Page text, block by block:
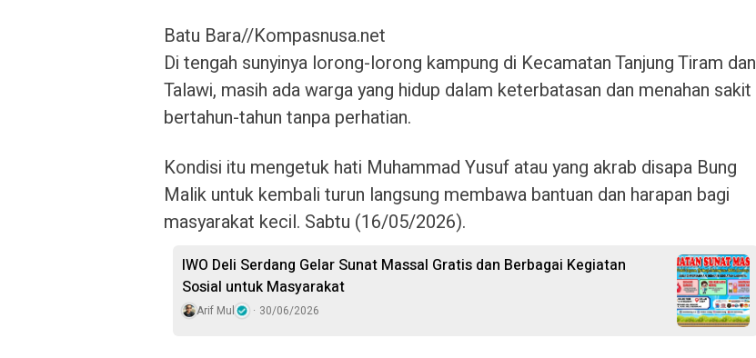
Batu Bara//Kompasnusa.net
Di tengah sunyinya lorong-lorong kampung di Kecamatan Tanjung Tiram dan
Talawi, masih ada warga yang hidup dalam keterbatasan dan menahan sakit
bertahun-tahun tanpa perhatian.
Kondisi itu mengetuk hati Muhammad Yusuf atau yang akrab disapa Bung
Malik untuk kembali turun langsung membawa bantuan dan harapan bagi
masyarakat kecil. Sabtu (16/05/2026).
IWO Deli Serdang Gelar Sunat Massal Gratis dan Berbagai Kegiatan
Sosial untuk Masyarakat
Arif Mul 30/06/2026